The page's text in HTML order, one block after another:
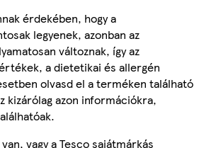
érdekében, hogy a
legyenek, azonban az
változnak, így az
a dietetikai és allergén
olvasd el a terméken található
kizárólag azon információkra,
vagy a Tesco sajátmárkás